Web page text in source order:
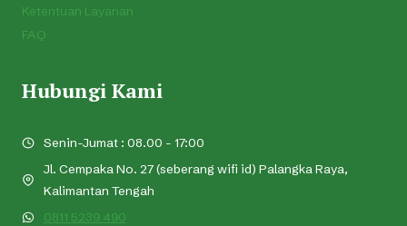
Ketentuan Layanan
FAQ
Hubungi Kami
Senin-Jumat : 08.00 - 17:00
Jl. Cempaka No. 27 (seberang wifi id) Palangka Raya,
Kalimantan Tengah
0811 5239 490